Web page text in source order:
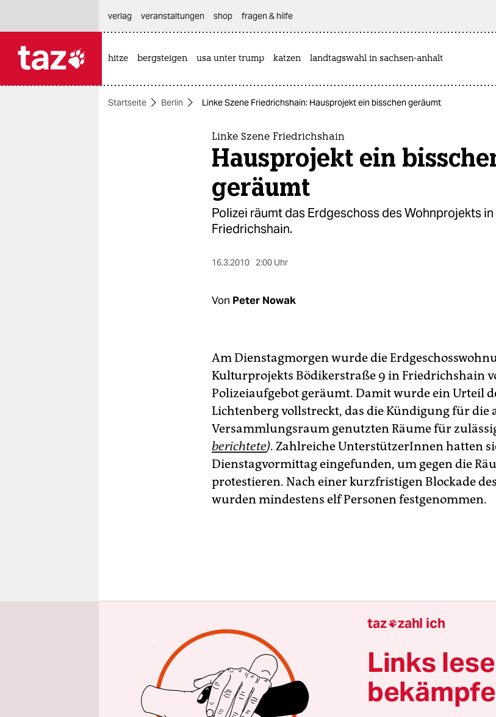
themen
verlag
veranstaltungen shop fragen & hilfe
hitze bergsteigen usa unter trump katzen landtagswahl in sachsen-anhalt
Startseite Berlin Linke Szene Friedrichshain: Hausprojekt ein bisschen geräumt
Linke Szene Friedrichshain
Hausprojekt ein
geräumt
Polizei räumt das Erdgeschoss des Wohnprojekts
Friedrichshain.
16.3.2010 2:00 Uhr
Von Peter Nowak
Am Dienstagmorgen wurde die
Kulturprojekts Bödikerstraße 9 in Friedrichshain
Polizeiaufgebot geräumt. Damit wurde ein Urteil
Lichtenberg vollstreckt, das die Kündigung für die
Versammlungsraum genutzten Räume für
berichtete). Zahlreiche UnterstützerInnen hatten
Dienstagvormittag eingefunden, um gegen die
protestieren. Nach einer kurzfristigen Blockade
wurden mindestens elf Personen festgenommen.
taz zahl ich
Links